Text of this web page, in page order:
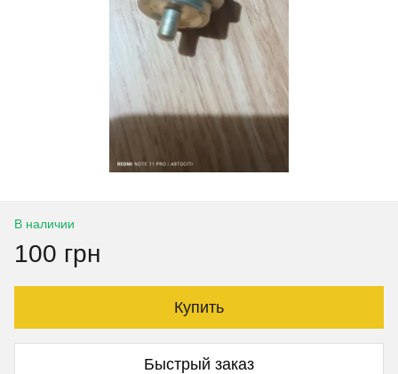
В наличии
100 грн
Купить
Быстрый заказ